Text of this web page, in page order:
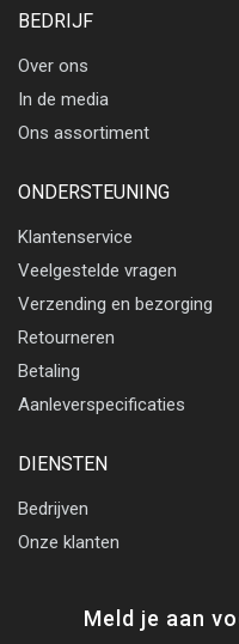
BEDRIJF
Over ons
In de media
Ons assortiment
ONDERSTEUNING
Klantenservice
Veelgestelde vragen
Verzending en bezorging
Retourneren
Betaling
Aanleverspecificaties
DIENSTEN
Bedrijven
Onze klanten
Meld je aan